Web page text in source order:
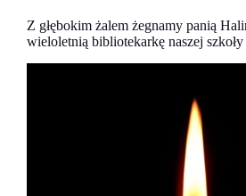
Z głębokim żalem żegnamy panią
wieloletnią bibliotekarkę naszej szkoły